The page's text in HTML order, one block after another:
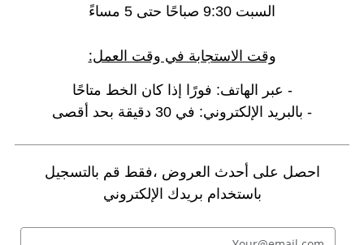
السبت 9:30 صباحًا حتى 5 مساءً
وقت الاستجابة في وقت العمل:
- عبر الهاتف: فورًا إذا كان الخط متاحًا
- بالبريد الإلكتروني: في 30 دقيقة بحد أقصى
احصل على أحدث العروض ،فقط قم بالتسجيل
باستخدام بريدك الإلكتروني